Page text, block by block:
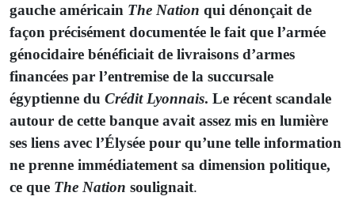
gauche américain The Nation qui dénonçait de
façon précisément documentée le fait que l’armée
génocidaire bénéficiait de livraisons d’armes
financées par l’entremise de la succursale
égyptienne du Crédit Lyonnais. Le récent scandale
autour de cette banque avait assez mis en lumière
ses liens avec l’Élysée pour qu’une telle information
ne prenne immédiatement sa dimension politique,
ce que The Nation soulignait.